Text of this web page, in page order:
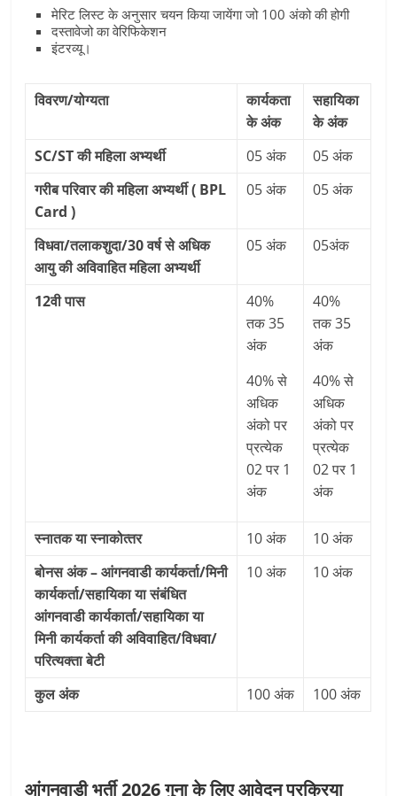
मेरिट लिस्‍ट के अनुसार चयन किया जायेंगा जो 100 अंको की होगी
दस्तावेजो का वेरिफिकेशन
इंटरव्यू।
विवरण/योग्‍यता
कार्यकता
के अंक
सहायिका
के अंक
SC/ST की महिला अभ्‍यर्थी
05 अंक
05 अंक
गरीब परिवार की महिला अभ्‍यर्थी ( BPL
Card )
05 अंक 05 अंक
विधवा/तलाकशुदा/30 वर्ष से अधिक
आयु की अविवाहित महिला अभ्‍यर्थी
05 अंक 05अंक
12वी पास
40%
तक 35
अंक
40% से
अधिक
अंको पर
प्रत्‍येक
02 पर 1
अंक
40%
तक 35
अंक
40% से
अधिक
अंको पर
प्रत्‍येक
02 पर 1
अंक
स्‍नातक या स्‍नाकोत्‍तर 10 अंक
10 अंक
बोनस अंक – आंगनवाडी कार्यकर्ता/मिनी
कार्यकर्ता/सहायिका या संबंधित
आंगनवाडी कार्यकार्ता/सहायिका या
मिनी कार्यकर्ता की अविवाहित/विधवा/
परित्‍यक्‍ता बेटी
10 अंक 10 अंक
कुल अंक 100 अंक 100 अंक
आंगनवाड़ी भर्ती 2026 गुना के लिए आवेदन प्रक्रिया